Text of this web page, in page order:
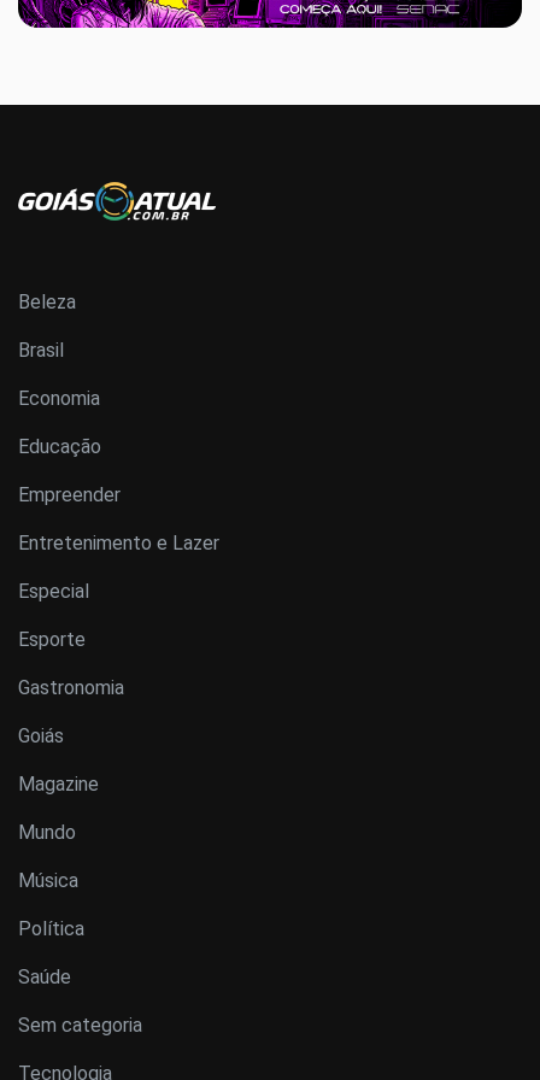
Beleza
Brasil
Economia
Educação
Empreender
Entretenimento e Lazer
Especial
Esporte
Gastronomia
Goiás
Magazine
Mundo
Música
Política
Saúde
Sem categoria
Tecnologia